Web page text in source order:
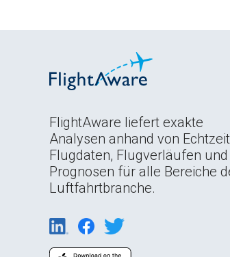
FlightAware liefert exakte
Analysen anhand von
Flugdaten, Flugverläufen und
Prognosen für alle Bereiche
Luftfahrtbranche.